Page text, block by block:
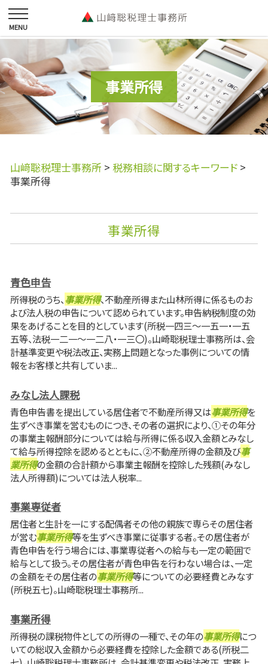
事業所得
山﨑聡税理士事務所 > 税務相談に関するキーワード >
事業所得
事業所得
青色申告
所得税のうち、事業所得、不動産所得また山林所得に係るものお
よび法人税の申告について認められています。申告納税制度の効
果をあげることを目的としています(所税一四三～一五一・一五
五等、法税一二一～一二八・一三〇)。山崎聡税理士事務所は、会
計基準変更や税法改正、実務上問題となった事例についての情
報をお客様と共有していま...
みなし法人課税
青色申告書を提出している居住者で不動産所得又は事業所得を
生ずべき事業を営むものにつき、その者の選択により、①その年分
の事業主報酬部分については給与所得に係る収入金額とみなし
て給与所得控除を認めるとともに、②不動産所得の金額及び事
業所得の金額の合計額から事業主報酬を控除した残額(みなし
法人所得額)については法人税率...
事業専従者
居住者と生計を一にする配偶者その他の親族で専らその居住者
が営む事業所得等を生ずべき事業に従事する者。その居住者が
青色申告を行う場合には、事業専従者への給与も一定の範囲で
給与として扱う。その居住者が青色申告を行わない場合は、一定
の金額をその居住者の事業所得等についての必要経費とみなす
(所税五七)。山崎聡税理士事務所...
事業所得
所得税の課税物件としての所得の一種で、その年の事業所得につ
いての総収入金額から必要経費を控除した金額である(所税二